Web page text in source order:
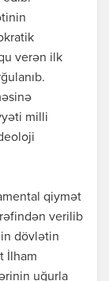
verən ilk
milli
qiymət
verilib
dövlətin
İlham
uğurla